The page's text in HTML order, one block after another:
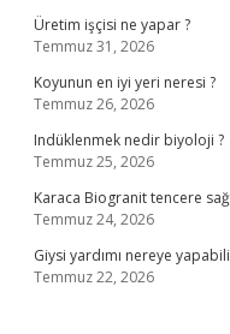
Üretim işçisi ne yapar ?
Temmuz 31, 2026
Koyunun en iyi yeri neresi ?
Temmuz 26, 2026
Indüklenmek nedir biyoloji ?
Temmuz 25, 2026
Karaca Biogranit tencere
Temmuz 24, 2026
Giysi yardımı nereye
Temmuz 22, 2026